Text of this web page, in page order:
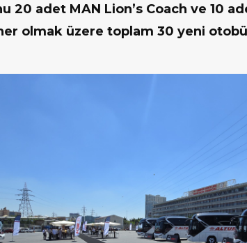
20 adet MAN Lion’s Coach ve 10
olmak üzere toplam 30 yeni